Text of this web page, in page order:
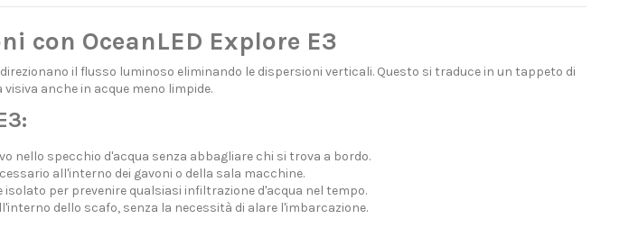
con OceanLED Explore E3
il flusso luminoso eliminando le dispersioni verticali. Questo si traduce in un tappeto di
anche in acque meno limpide.
nello specchio d'acqua senza abbagliare chi si trova a bordo.
all'interno dei gavoni o della sala macchine.
per prevenire qualsiasi infiltrazione d'acqua nel tempo.
dello scafo, senza la necessità di alare l'imbarcazione.